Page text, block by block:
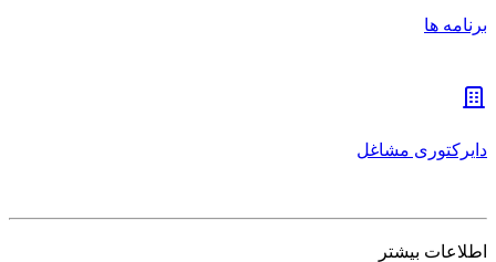
برنامه ها
دایرکتوری مشاغل
اطلاعات بیشتر